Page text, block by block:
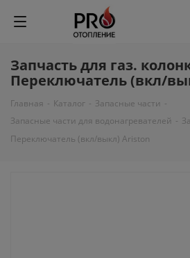
Запчасть для газ.
Переключатель (вкл/
Главная - Каталог - Запасные части -
Запасные части для водонагревателей -
Переключатель (вкл/выкл) Ariston